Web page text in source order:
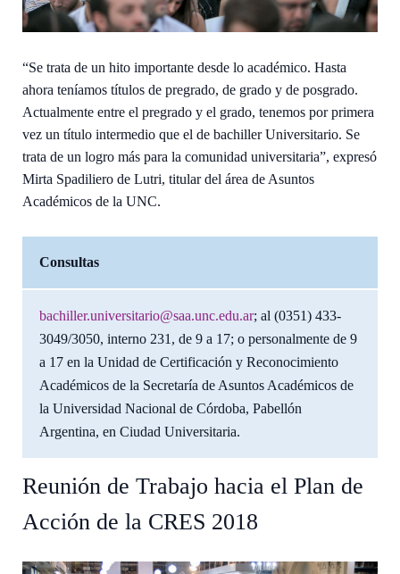
“Se trata de un hito importante desde lo académico. Hasta
ahora teníamos títulos de pregrado, de grado y de posgrado.
Actualmente entre el pregrado y el grado, tenemos por primera
vez un título intermedio que el de bachiller Universitario. Se
trata de un logro más para la comunidad universitaria”, expresó
Mirta Spadiliero de Lutri, titular del área de Asuntos
Académicos de la UNC.
Consultas
bachiller.universitario@saa.unc.edu.ar; al (0351) 433-
3049/3050, interno 231, de 9 a 17; o personalmente de 9
a 17 en la Unidad de Certificación y Reconocimiento
Académicos de la Secretaría de Asuntos Académicos de
la Universidad Nacional de Córdoba, Pabellón
Argentina, en Ciudad Universitaria.
Reunión de Trabajo hacia el Plan de
Acción de la CRES 2018